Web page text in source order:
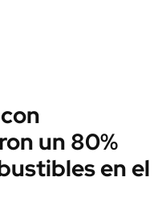
un 80%
en el